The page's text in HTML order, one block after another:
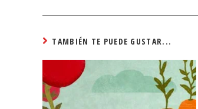
TAMBIÉN TE PUEDE GUSTAR...